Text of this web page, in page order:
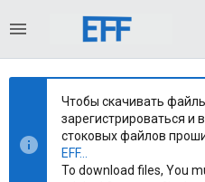
Чтобы скачивать
зарегистрироваться и
стоковых файлов
EFF...
To download files, You